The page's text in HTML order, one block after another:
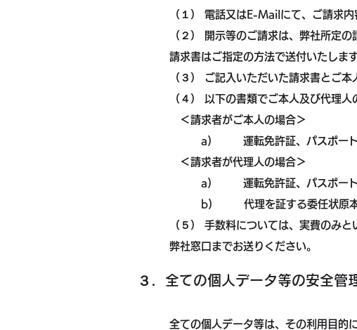
（１） 電話又はE-Mailにて、ご請求内
（２） 開示等のご請求は、弊社所定の
請求書はご指定の方法で送付いたします
（３） ご記入いただいた請求書とご
（４） 以下の書類でご本人及び代理人
＜請求者がご本人の場合＞
a) 運転免許証、パスポート、
＜請求者が代理人の場合＞
a) 運転免許証、パスポート、
b) 代理を証する委任状原
（５） 手数料については、実費のみ
弊社窓口までお送りください。
３．全ての個人データ等の安全管
全ての個人データ等は、その利用目的